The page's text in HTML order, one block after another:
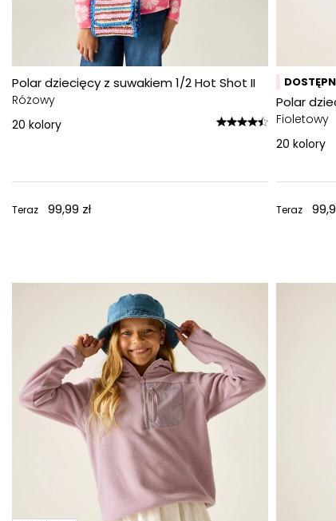
Polar dziecięcy z suwakiem 1/2 Hot Shot II
Różowy
20 kolory
Teraz 99,99 zł
Polar
Fioletowy
20 kolory
Teraz